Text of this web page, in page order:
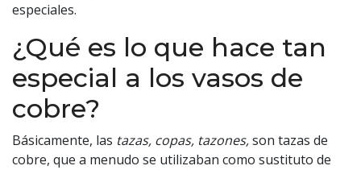
especiales.
¿Qué es lo que hace tan
especial a los vasos de
cobre?
Básicamente, las tazas, copas, tazones,son tazas de
cobre, que a menudo se utilizaban como sustituto de